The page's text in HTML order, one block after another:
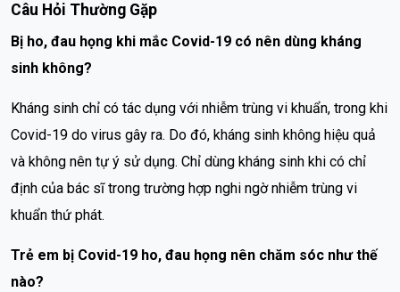
Câu Hỏi Thường Gặp
Bị ho, đau họng khi mắc Covid-19 có nên dùng kháng
sinh không?
Kháng sinh chỉ có tác dụng với nhiễm trùng vi khuẩn, trong khi
Covid-19 do virus gây ra. Do đó, kháng sinh không hiệu quả
và không nên tự ý sử dụng. Chỉ dùng kháng sinh khi có chỉ
định của bác sĩ trong trường hợp nghi ngờ nhiễm trùng vi
khuẩn thứ phát.
Trẻ em bị Covid-19 ho, đau họng nên chăm sóc như thế
nào?